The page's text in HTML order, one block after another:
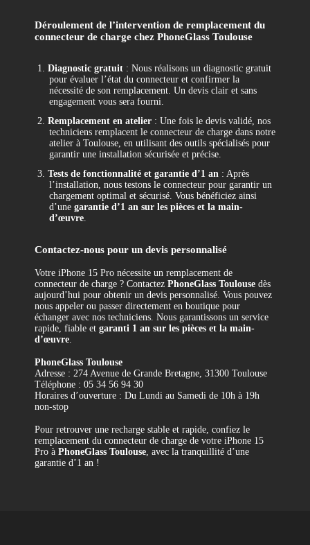
Déroulement de l’intervention de remplacement du
connecteur de charge chez PhoneGlass Toulouse
1. Diagnostic gratuit : Nous réalisons un diagnostic gratuit
pour évaluer l’état du connecteur et confirmer la
nécessité de son remplacement. Un devis clair et sans
engagement vous sera fourni.
2. Remplacement en atelier : Une fois le devis validé, nos
techniciens remplacent le connecteur de charge dans notre
atelier à Toulouse, en utilisant des outils spécialisés pour
garantir une installation sécurisée et précise.
3. Tests de fonctionnalité et garantie d’1 an : Après
l’installation, nous testons le connecteur pour garantir un
chargement optimal et sécurisé. Vous bénéficiez ainsi
d’une garantie d’1 an sur les pièces et la main-
d’œuvre.
Contactez-nous pour un devis personnalisé
Votre iPhone 15 Pro nécessite un remplacement de
connecteur de charge ? Contactez PhoneGlass Toulouse dès
aujourd’hui pour obtenir un devis personnalisé. Vous pouvez
nous appeler ou passer directement en boutique pour
échanger avec nos techniciens. Nous garantissons un service
rapide, fiable et garanti 1 an sur les pièces et la main-
d’œuvre.
PhoneGlass Toulouse
Adresse : 274 Avenue de Grande Bretagne, 31300 Toulouse
Téléphone : 05 34 56 94 30
Horaires d’ouverture : Du Lundi au Samedi de 10h à 19h
non-stop
Pour retrouver une recharge stable et rapide, confiez le
remplacement du connecteur de charge de votre iPhone 15
Pro à PhoneGlass Toulouse, avec la tranquillité d’une
garantie d’1 an !